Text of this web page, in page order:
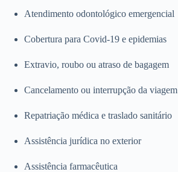
Atendimento odontológico emergencial
Cobertura para Covid-19 e epidemias
Extravio, roubo ou atraso de bagagem
Cancelamento ou interrupção da viagem
Repatriação médica e traslado sanitário
Assistência jurídica no exterior
Assistência farmacêutica